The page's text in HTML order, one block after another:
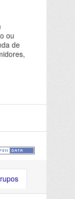
ou
de